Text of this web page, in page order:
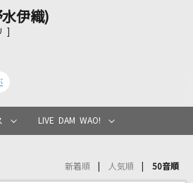
カラオケ検索
オケリクエスト
伊織)
]
LIVE DAM WAO!
新着順 人気順 50音順